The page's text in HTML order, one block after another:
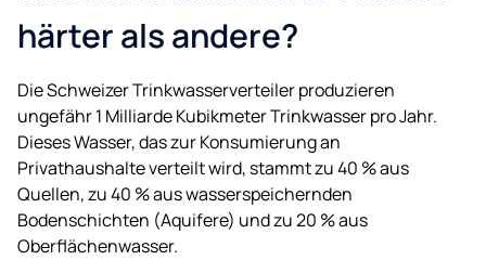
härter als andere?
Die Schweizer Trinkwasserverteiler produzieren
ungefähr 1 Milliarde Kubikmeter Trinkwasser pro Jahr.
Dieses Wasser, das zur Konsumierung an
Privathaushalte verteilt wird, stammt zu 40 % aus
Quellen, zu 40 % aus wasserspeichernden
Bodenschichten (Aquifere) und zu 20 % aus
Oberflächenwasser.